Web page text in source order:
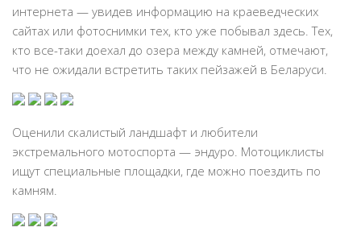
интернета — увидев информацию на краеведческих
сайтах или фотоснимки тех, кто уже побывал здесь. Тех,
кто все-таки доехал до озера между камней, отмечают,
что не ожидали встретить таких пейзажей в Беларуси.
Оценили скалистый ландшафт и любители
экстремального мотоспорта — эндуро. Мотоциклисты
ищут специальные площадки, где можно поездить по
камням.